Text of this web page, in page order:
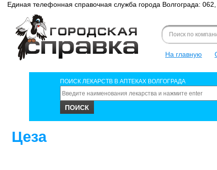
Единая телефонная справочная служба города Волгограда:
Форма поиска
Search for
Search this site
На главную
ПОИСК ЛЕКАРСТВ В АПТЕКАХ ВОЛГОГРАДА
Цеза